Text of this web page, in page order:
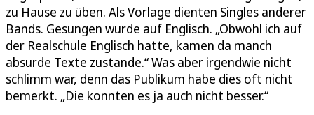
zu Hause zu üben. Als Vorlage dienten Singles anderer
Bands. Gesungen wurde auf Englisch. „Obwohl ich auf
der Realschule Englisch hatte, kamen da manch
absurde Texte zustande.“ Was aber irgendwie nicht
schlimm war, denn das Publikum habe dies oft nicht
bemerkt. „Die konnten es ja auch nicht besser.“